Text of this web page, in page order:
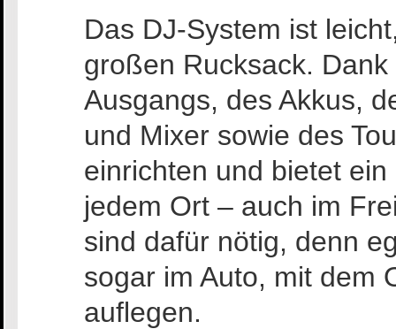
Das DJ-System ist
großen Rucksack.
Ausgangs, des Akkus,
und Mixer sowie des
einrichten und bietet
jedem Ort – auch im
sind dafür nötig, denn
sogar im Auto, mit dem
auflegen.